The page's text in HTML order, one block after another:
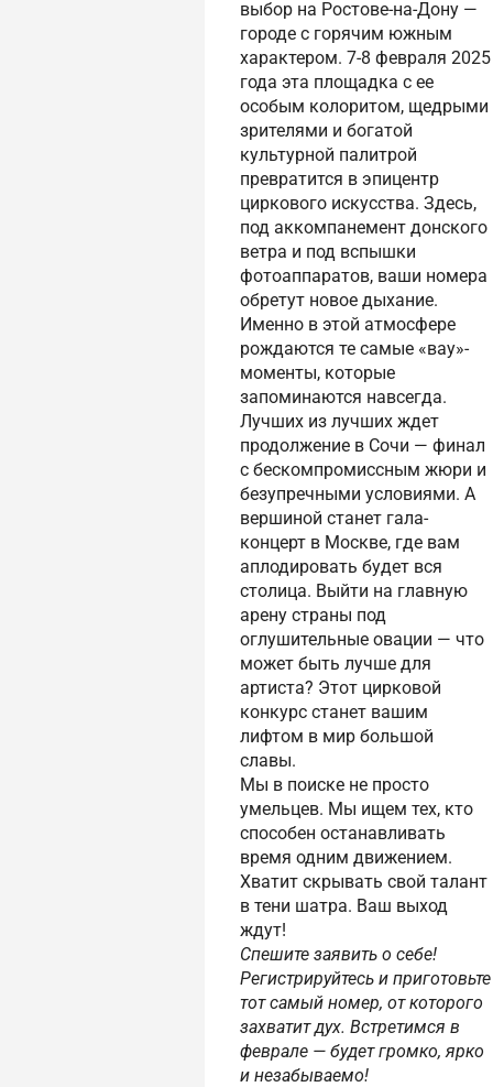
выбор на Ростове-на-Дону —
городе с горячим южным
характером. 7-8 февраля 2025
года эта площадка с ее
особым колоритом, щедрыми
зрителями и богатой
культурной палитрой
превратится в эпицентр
циркового искусства. Здесь,
под аккомпанемент донского
ветра и под вспышки
фотоаппаратов, ваши номера
обретут новое дыхание.
Именно в этой атмосфере
рождаются те самые «вау»-
моменты, которые
запоминаются навсегда.
Лучших из лучших ждет
продолжение в Сочи — финал
с бескомпромиссным жюри и
безупречными условиями. А
вершиной станет гала-
концерт в Москве, где вам
аплодировать будет вся
столица. Выйти на главную
арену страны под
оглушительные овации — что
может быть лучше для
артиста? Этот цирковой
конкурс станет вашим
лифтом в мир большой
славы.
Мы в поиске не просто
умельцев. Мы ищем тех, кто
способен останавливать
время одним движением.
Хватит скрывать свой талант
в тени шатра. Ваш выход
ждут!
Спешите заявить о себе!
Регистрируйтесь и приготовьте
тот самый номер, от которого
захватит дух. Встретимся в
феврале — будет громко, ярко
и незабываемо!